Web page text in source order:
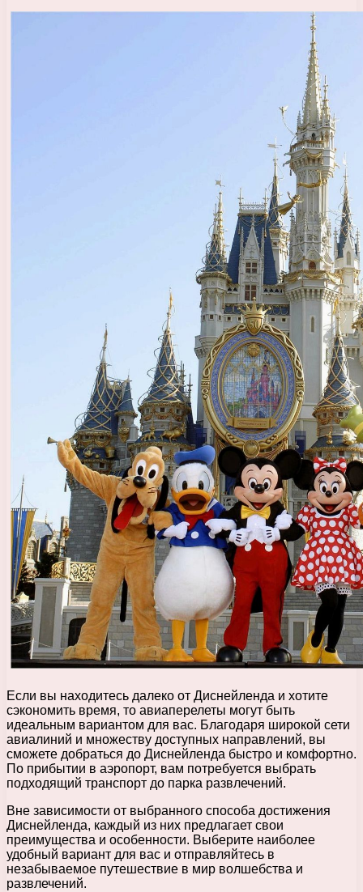
Если вы находитесь далеко от Диснейленда и хотите
сэкономить время, то авиаперелеты могут быть
идеальным вариантом для вас. Благодаря широкой сети
авиалиний и множеству доступных направлений, вы
сможете добраться до Диснейленда быстро и комфортно.
По прибытии в аэропорт, вам потребуется выбрать
подходящий транспорт до парка развлечений.
Вне зависимости от выбранного способа достижения
Диснейленда, каждый из них предлагает свои
преимущества и особенности. Выберите наиболее
удобный вариант для вас и отправляйтесь в
незабываемое путешествие в мир волшебства и
развлечений.